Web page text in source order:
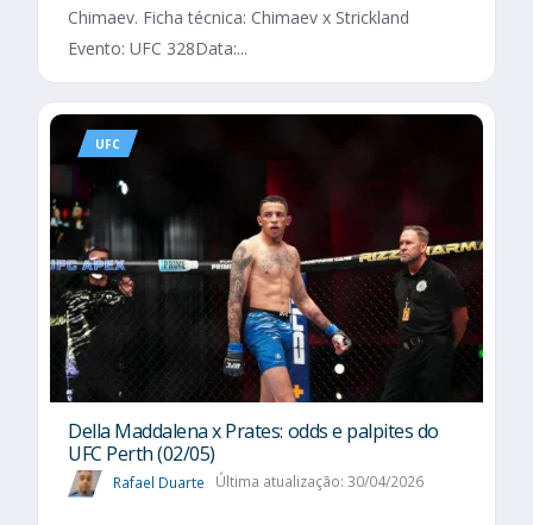
Chimaev. Ficha técnica: Chimaev x Strickland
Evento: UFC 328Data:...
UFC
Della Maddalena x Prates: odds e palpites do
UFC Perth (02/05)
Rafael Duarte Última atualização: 30/04/2026